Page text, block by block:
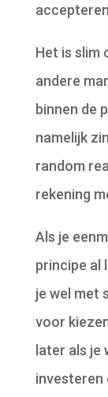
Het is slim
andere
binnen de
namelijk
random
rekening
Als je
principe al
je wel met
voor
later als je
investeren